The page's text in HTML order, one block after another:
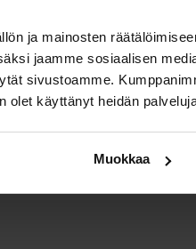
ja mainosten
jaamme sosiaalisen
sivustoamme.
olet käyttänyt heidän
Muokkaa